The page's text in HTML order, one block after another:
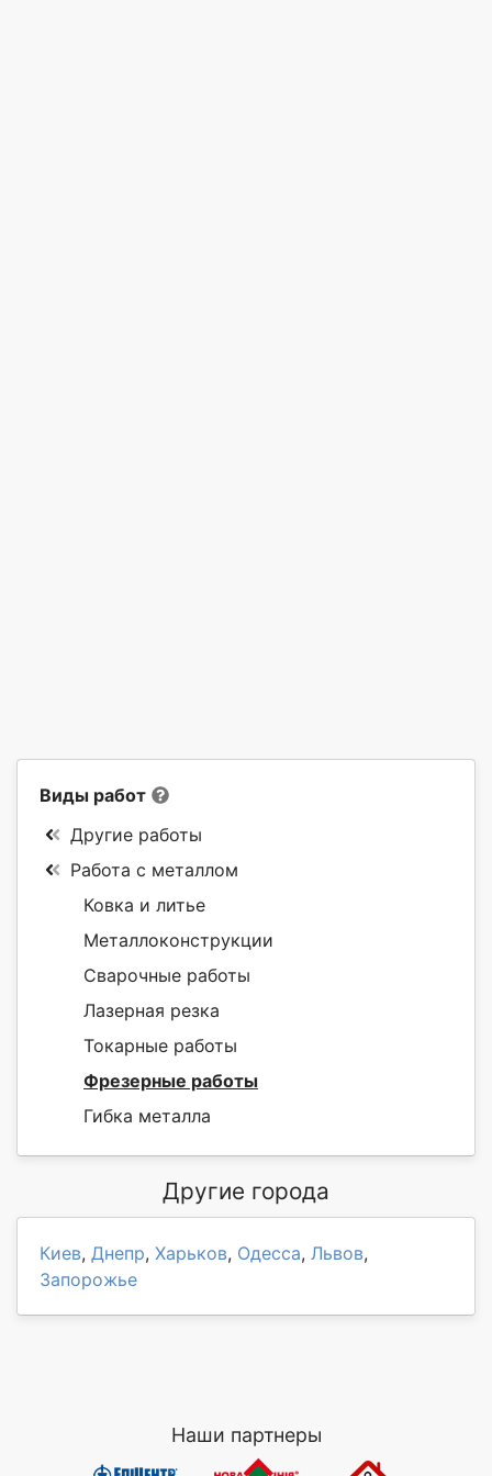
Виды работ
Другие работы
Работа с металлом
Ковка и литье
Металлоконструкции
Сварочные работы
Лазерная резка
Токарные работы
Фрезерные работы
Гибка металла
Другие города
Киев, Днепр, Харьков, Одесса, Львов,
Запорожье
Наши партнеры